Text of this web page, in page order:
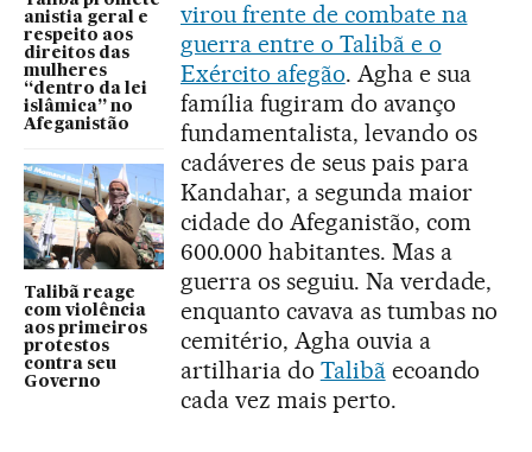
anistia geral e
respeito aos
direitos das
mulheres
“dentro da lei
islâmica” no
Afeganistão
Talibã reage
com violência
aos primeiros
protestos
contra seu
Governo
virou frente de combate na
guerra entre o Talibã e o
Exército afegão. Agha e sua
família fugiram do avanço
fundamentalista, levando os
cadáveres de seus pais para
Kandahar, a segunda maior
cidade do Afeganistão, com
600.000 habitantes. Mas a
guerra os seguiu. Na verdade,
enquanto cavava as tumbas no
cemitério, Agha ouvia a
artilharia do Talibãecoando
cada vez mais perto.